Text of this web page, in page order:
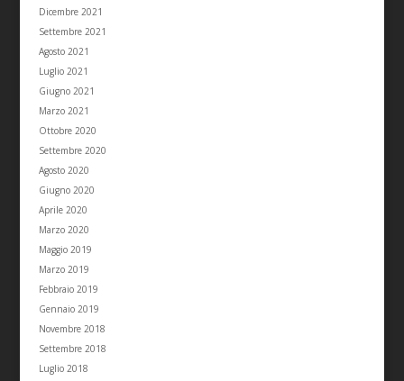
Dicembre 2021
Settembre 2021
Agosto 2021
Luglio 2021
Giugno 2021
Marzo 2021
Ottobre 2020
Settembre 2020
Agosto 2020
Giugno 2020
Aprile 2020
Marzo 2020
Maggio 2019
Marzo 2019
Febbraio 2019
Gennaio 2019
Novembre 2018
Settembre 2018
Luglio 2018